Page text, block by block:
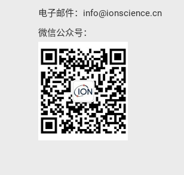
电子邮件： info@ionscience.cn
微信公众号：